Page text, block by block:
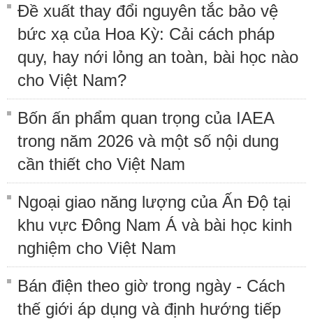
Đề xuất thay đổi nguyên tắc bảo vệ
bức xạ của Hoa Kỳ: Cải cách pháp
quy, hay nới lỏng an toàn, bài học nào
cho Việt Nam?
Bốn ấn phẩm quan trọng của IAEA
trong năm 2026 và một số nội dung
cần thiết cho Việt Nam
Ngoại giao năng lượng của Ấn Độ tại
khu vực Đông Nam Á và bài học kinh
nghiệm cho Việt Nam
Bán điện theo giờ trong ngày - Cách
thế giới áp dụng và định hướng tiếp